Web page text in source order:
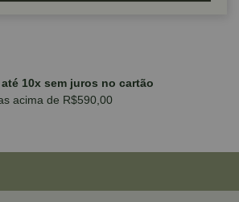
até 10x sem juros no cartão
acima de R$590,00